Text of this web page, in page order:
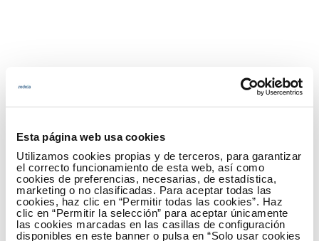
Esta página web usa cookies
Utilizamos cookies propias y de terceros, para garantizar
el correcto funcionamiento de esta web, así como
cookies de preferencias, necesarias, de estadística,
marketing o no clasificadas. Para aceptar todas las
cookies, haz clic en “Permitir todas las cookies”. Haz
clic en “Permitir la selección” para aceptar únicamente
las cookies marcadas en las casillas de configuración
disponibles en este banner o pulsa en “Solo usar cookies